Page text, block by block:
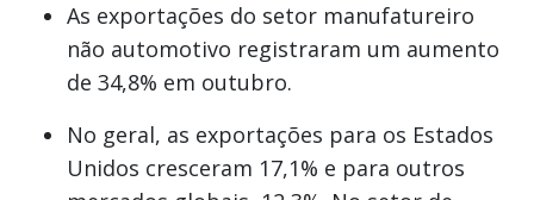
As exportações do setor manufatureiro
não automotivo registraram um aumento
de 34,8% em outubro.
No geral, as exportações para os Estados
Unidos cresceram 17,1% e para outros